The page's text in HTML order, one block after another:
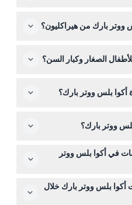
الأوقات — يرجى التأكد عند
بارك من هيراكليون؟
مباشرة على هذا الموقع.
الصغار وكبار السن؟
يدفع التذكرة، ويتمتع كبار السن
سباحة ضحلة وزحاليق
بلس ووتر بارك؟
الألعاب المائية،
ووتر بارك؟
بالكامل إذا قمت بذلك قبل
في حالات الطقس
يمكنك إعادة الجدولة أو
في أكوا بلس ووتر
دش في الموقع؛ يمكنك
وصولك.
أكوا بلس ووتر بارك خلال